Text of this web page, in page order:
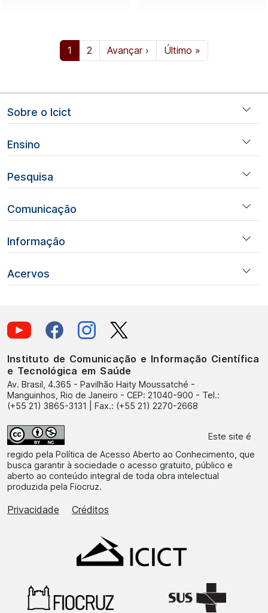
Página atual
1 Página
2 Próxima página
Avançar › Última página
Último »
Sobre o Icict
Ensino
Pesquisa
Comunicação
Informação
Acervos
Instituto de Comunicação e Informação Científica
e Tecnológica em Saúde
Av. Brasil, 4.365 - Pavilhão Haity Moussatché -
Manguinhos, Rio de Janeiro - CEP: 21040-900 - Tel.:
(+55 21) 3865-3131 | Fax.: (+55 21) 2270-2668
Este site é
regido pela Política de Acesso Aberto ao Conhecimento , que
busca garantir à sociedade o acesso gratuito, público e
aberto ao conteúdo integral de toda obra intelectual
produzida pela Fiocruz.
Privacidade Créditos